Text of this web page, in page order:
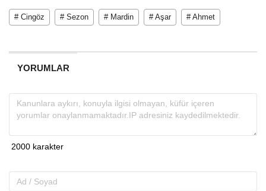
# Cingöz # Sezon # Mardin # Aşar # Ahmet
YORUMLAR